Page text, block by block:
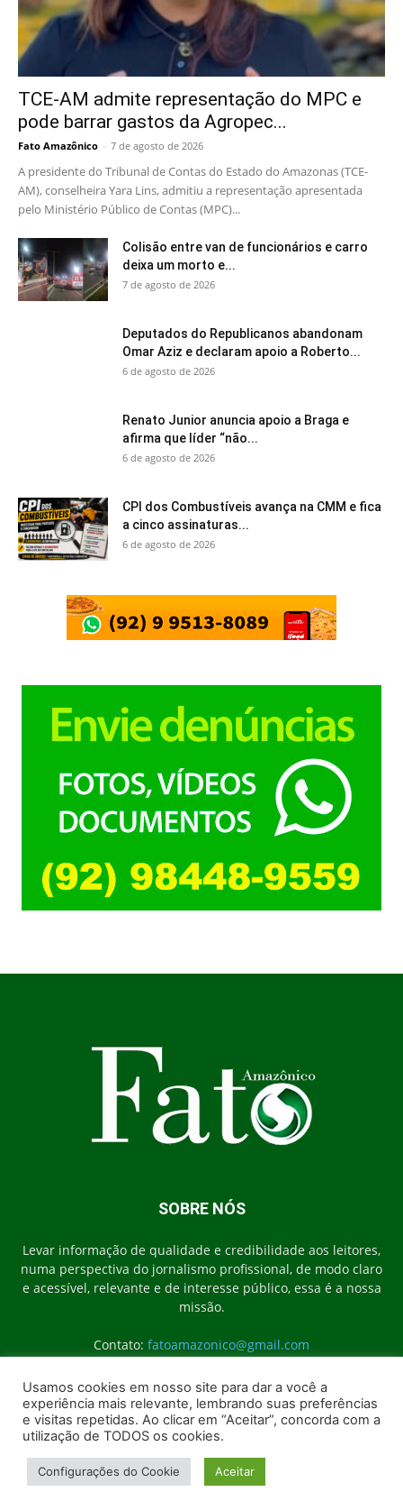
TCE-AM admite representação do MPC e
pode barrar gastos da Agropec...
Fato Amazônico - 7 de agosto de 2026
A presidente do Tribunal de Contas do Estado do Amazonas (TCE-
AM), conselheira Yara Lins, admitiu a representação apresentada
pelo Ministério Público de Contas (MPC)...
Colisão entre van de funcionários e carro
deixa um morto e...
7 de agosto de 2026
Deputados do Republicanos abandonam
Omar Aziz e declaram apoio a Roberto...
6 de agosto de 2026
Renato Junior anuncia apoio a Braga e
afirma que líder “não...
6 de agosto de 2026
CPI dos Combustíveis avança na CMM e fica
a cinco assinaturas...
6 de agosto de 2026
SOBRE NÓS
Levar informação de qualidade e credibilidade aos leitores,
numa perspectiva do jornalismo profissional, de modo claro
e acessível, relevante e de interesse público, essa é a nossa
missão.
Contato: fatoamazonico@gmail.com
SIGA-NOS
Usamos cookies em nosso site para dar a você a
experiência mais relevante, lembrando suas preferências
e visitas repetidas. Ao clicar em “Aceitar”, concorda com a
utilização de TODOS os cookies.
Configurações do Cookie Aceitar